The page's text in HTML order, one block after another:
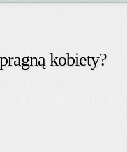
kobiety?